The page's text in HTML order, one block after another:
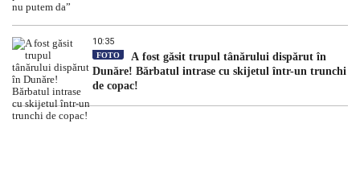
10:35
FOTO
A fost găsit trupul tânărului dispărut în
Dunăre! Bărbatul intrase cu skijetul într-un trunchi
de copac!